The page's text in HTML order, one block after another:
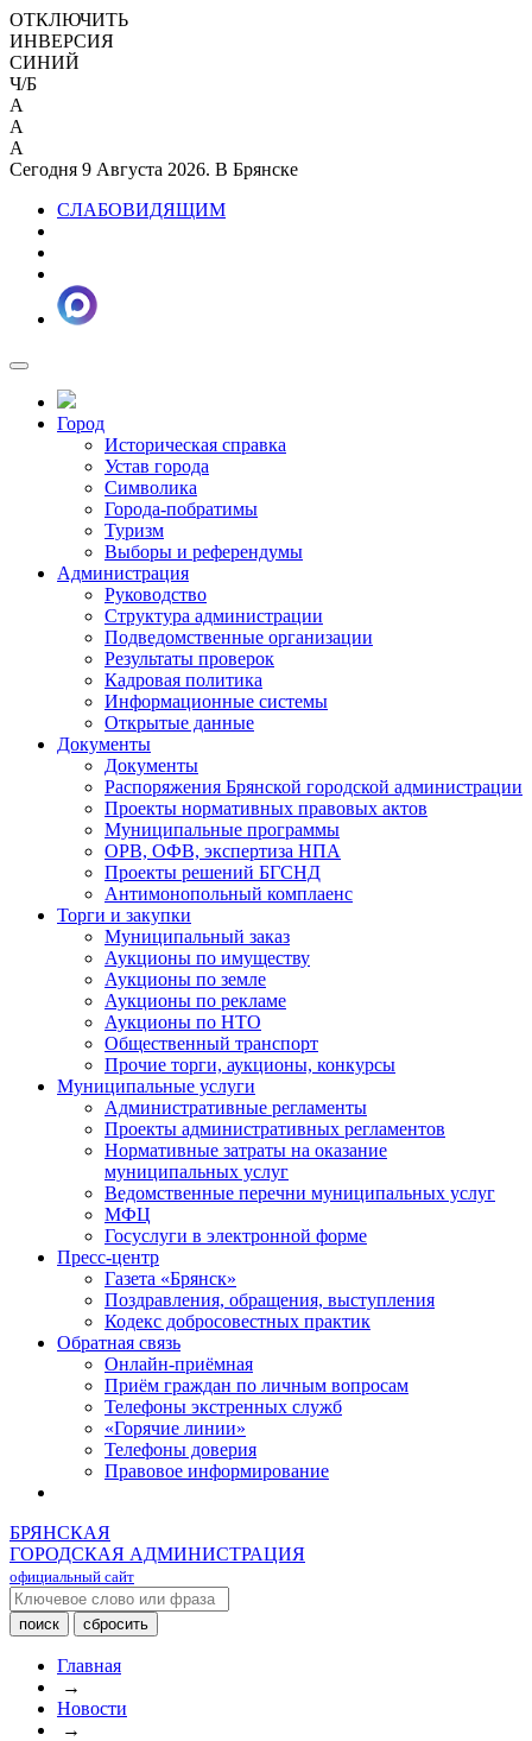
ОТКЛЮЧИТЬ
ИНВЕРСИЯ
СИНИЙ
Ч/Б
A
A
A
Сегодня 9 Августа 2026. В Брянске
СЛАБОВИДЯЩИМ
Город
Историческая справка
Устав города
Символика
Города-побратимы
Туризм
Выборы и референдумы
Администрация
Руководство
Структура администрации
Подведомственные организации
Результаты проверок
Кадровая политика
Информационные системы
Открытые данные
Документы
Документы
Распоряжения Брянской городской администрации
Проекты нормативных правовых актов
Муниципальные программы
ОРВ, ОФВ, экспертиза НПА
Проекты решений БГСНД
Антимонопольный комплаенс
Торги и закупки
Муниципальный заказ
Аукционы по имуществу
Аукционы по земле
Аукционы по рекламе
Аукционы по НТО
Общественный транспорт
Прочие торги, аукционы, конкурсы
Муниципальные услуги
Административные регламенты
Проекты административных регламентов
Нормативные затраты на оказание
муниципальных услуг
Ведомственные перечни муниципальных услуг
МФЦ
Госуслуги в электронной форме
Пресс-центр
Газета «Брянск»
Поздравления, обращения, выступления
Кодекс добросовестных практик
Обратная связь
Онлайн-приёмная
Приём граждан по личным вопросам
Телефоны экстренных служб
«Горячие линии»
Телефоны доверия
Правовое информирование
БРЯНСКАЯ
ГОРОДСКАЯ АДМИНИСТРАЦИЯ
официальный сайт
Главная
→
Новости
→